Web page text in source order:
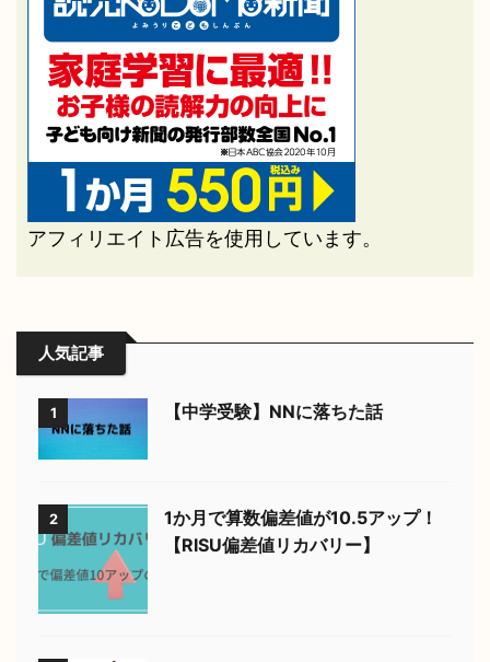
アフィリエイト広告を使用しています。
人気記事
1 【中学受験】NNに落ちた話
2
る方法！！
4